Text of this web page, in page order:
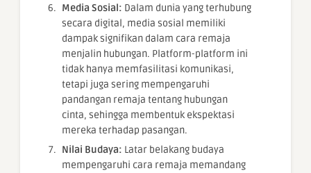
Media Sosial: Dalam dunia yang terhubung
secara digital, media sosial memiliki
dampak signifikan dalam cara remaja
menjalin hubungan. Platform-platform ini
tidak hanya memfasilitasi komunikasi,
tetapi juga sering mempengaruhi
pandangan remaja tentang hubungan
cinta, sehingga membentuk ekspektasi
mereka terhadap pasangan.
Nilai Budaya: Latar belakang budaya
mempengaruhi cara remaja memandang